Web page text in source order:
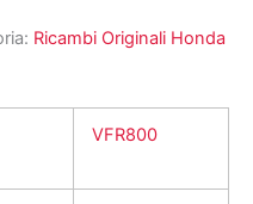
Ricambi Originali Honda
VFR800